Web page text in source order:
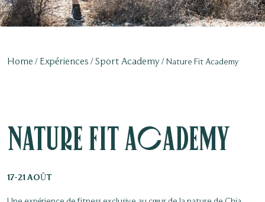
Home Expériences Sport Academy Nature Fit Academy
Nature Fit Academy
17-21 AOÛT